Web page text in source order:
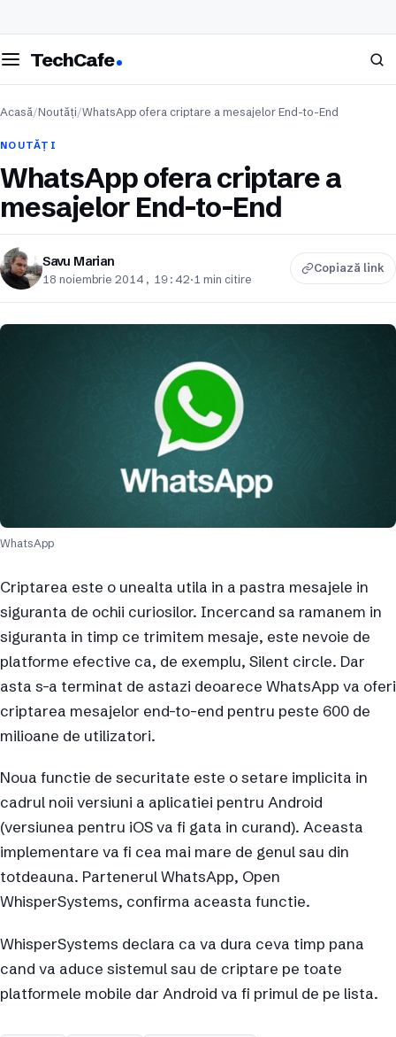
meniul
TechCafe Caută
Acasă/Noutăți/WhatsApp ofera criptare a mesajelor End-to-End
NOUTĂȚI
WhatsApp ofera criptare a
mesajelor End-to-End
Savu Marian
18 noiembrie 2014, 19:42·1 min citire
Copiază link
WhatsApp
Criptarea este o unealta utila in a pastra mesajele in
siguranta de ochii curiosilor. Incercand sa ramanem in
siguranta in timp ce trimitem mesaje, este nevoie de
platforme efective ca, de exemplu, Silent circle. Dar
asta s-a terminat de astazi deoarece WhatsApp va oferi
criptarea mesajelor end-to-end pentru peste 600 de
milioane de utilizatori.
Noua functie de securitate este o setare implicita in
cadrul noii versiuni a aplicatiei pentru Android
(versiunea pentru iOS va fi gata in curand). Aceasta
implementare va fi cea mai mare de genul sau din
totdeauna. Partenerul WhatsApp, Open
WhisperSystems, confirma aceasta functie.
WhisperSystems declara ca va dura ceva timp pana
cand va aduce sistemul sau de criptare pe toate
platformele mobile dar Android va fi primul de pe lista.